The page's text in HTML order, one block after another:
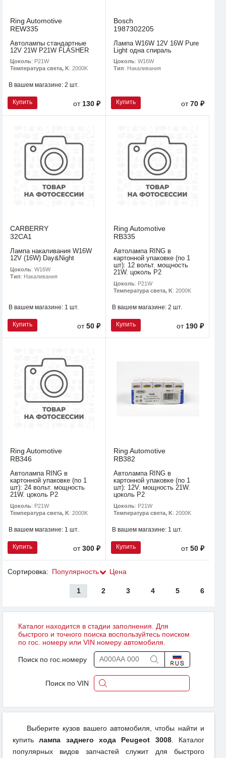
Ring Automotive
REW335
Автолампы стандартные
12V 21W P21W FLASHER
Цоколь: P21W
Температура света, K: 2000K
В вашем магазине: 2 шт.
Купить от 130 ₽
Bosch
1987302205
Лампа W16W 12V 16W Pure
Light одна спираль
Цоколь: W16W
Тип: Накаливания
Купить от70 ₽
CARBERRY
32CA1
Лампа накаливания W16W
12V (16W) Day&Night
Цоколь: W16W
Тип: Накаливания
В вашем магазине: 1 шт.
Купить от50 ₽
Ring Automotive
RB335
Автолампа RING в
картонной упаковке (по 1
шт): 12 вольт. мощность
21W. цоколь P2
Цоколь: P21W
Температура света, K: 2000K
В вашем магазине: 2 шт.
Купить от 190 ₽
Ring Automotive
RB346
Автолампа RING в
картонной упаковке (по 1
шт): 24 вольт. мощность
21W. цоколь P2
Цоколь: P21W
Температура света, K: 2000K
В вашем магазине: 1 шт.
Купить от300 ₽
Ring Automotive
RB382
Автолампа RING в
картонной упаковке (по 1
шт): 12V. мощность 21W.
цоколь P2
Цоколь: P21W
Температура света, K: 2000K
В вашем магазине: 1 шт.
Купить от50 ₽
Сортировка: Популярность Цена
1 2 3 4 5 6
Каталог находится в стадии заполнения. Для
быстрого и точного поиска воспользуйтесь поиском
по гос. номеру или VIN номеру автомобиля.
Поиск по гос.номеру
Поиск по VIN
Выберите кузов вашего автомобиля, чтобы найти и
купитьлампа заднего хода Peugeot 3008. Каталог
популярных видов запчастей служит для быстрого